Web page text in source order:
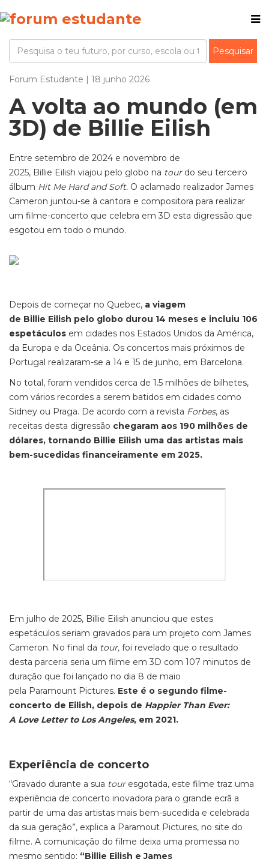
Forum Estudante | 18 junho 2026
A volta ao mundo (em
3D) de Billie Eilish
Entre setembro de 2024 e novembro de
2025, Billie Eilish viajou pelo globo na tourdo seu terceiro
álbum Hit Me Hard and Soft. O aclamado realizador James
Cameron juntou-se à cantora e compositora para realizar
um filme-concerto que celebra em 3D esta digressão que
esgotou em todo o mundo.
Depois de começar no Quebec, a viagem
de Billie Eilish pelo globo durou 14 meses e incluiu 106
espetáculos em cidades nos Estados Unidos da América,
da Europa e da Oceânia. Os concertos mais próximos de
Portugal realizaram-se a 14 e 15 de junho, em Barcelona.
No total, foram vendidos cerca de 1.5 milhões de bilhetes,
com vários recordes a serem batidos em cidades como
Sidney ou Praga. De acordo com a revista Forbes, as
receitas desta digressão chegaram aos 190 milhões de
dólares, tornando Billie Eilish uma das artistas mais
bem-sucedidas financeiramente em 2025.
Em julho de 2025, Billie Eilish anunciou que estes
espetáculos seriam gravados para um projeto com James
Cameron. No final da tour, foi revelado que o resultado
desta parceria seria um filme em 3D com 107 minutos de
duração que foi lançado no dia 8 de maio
pela Paramount Pictures. Este é o segundo filme-
concerto de Eilish, depois de Happier Than Ever:
A Love Letter to Los Angeles, em 2021.
Experiência de concerto
“Gravado durante a sua tour esgotada, este filme traz uma
experiência de concerto inovadora para o grande ecrã a
partir de uma das artistas mais bem-sucedida e celebrada
da sua geração”, explica a Paramout Pictures, no site do
filme. A comunicação do filme deixa uma promessa no
mesmo sentido: “Billie Eilish e James